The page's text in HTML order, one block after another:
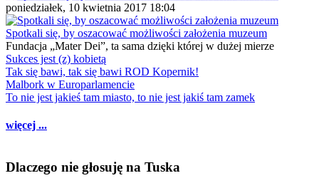
poniedziałek, 10 kwietnia 2017 18:04
Spotkali się, by oszacować możliwości założenia muzeum
Fundacja „Mater Dei”, ta sama dzięki której w dużej mierze
Sukces jest (z) kobietą
Tak się bawi, tak się bawi ROD Kopernik!
Malbork w Europarlamencie
To nie jest jakieś tam miasto, to nie jest jakiś tam zamek
więcej ...
Dlaczego nie głosuję na Tuska